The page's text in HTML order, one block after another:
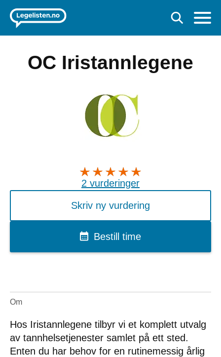
OC Iristannlegene
2 vurderinger
Skriv ny vurdering
Bestill time
Om
Hos Iristannlegene tilbyr vi et komplett utvalg
av tannhelsetjenester samlet på ett sted.
Enten du har behov for en rutinemessig årlig